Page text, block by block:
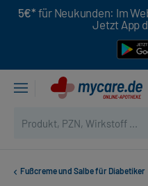
5€* für Neukunden: Im
Jetzt App
Fußcreme und Salbe für Diabetiker